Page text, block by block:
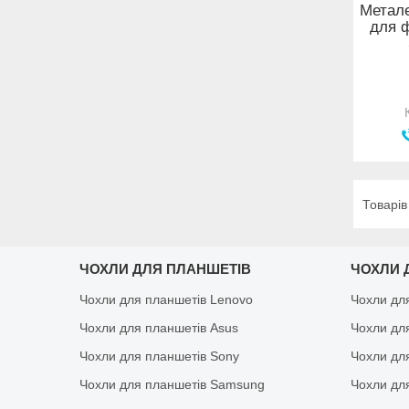
для
ЧОХЛИ ДЛЯ ПЛАНШЕТІВ
Чохли для планшетів Lenovo
Чохли для планшетів Asus
Чохли для планшетів Sony
Чохли для планшетів Samsung
ЧОХЛИ
Чохли
Чохли
Чохли
Чохли